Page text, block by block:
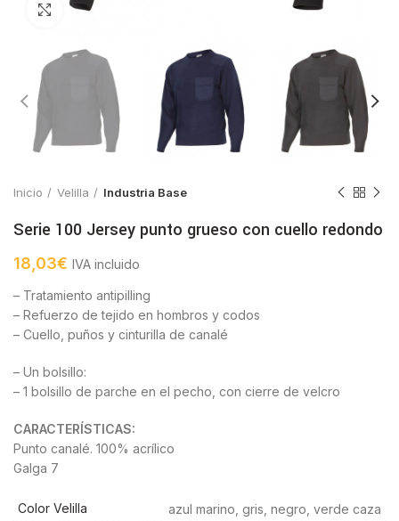
Click to enlarge
Inicio Velilla Industria Base
Serie 100 Jersey punto grueso con cuello redondo
18,03€ IVA incluido
– Tratamiento antipilling
– Refuerzo de tejido en hombros y codos
– Cuello, puños y cinturilla de canalé
– Un bolsillo:
– 1 bolsillo de parche en el pecho, con cierre de velcro
CARACTERÍSTICAS:
Punto canalé. 100% acrílico
Galga 7
Color Velilla
azul marino, gris, negro, verde caza